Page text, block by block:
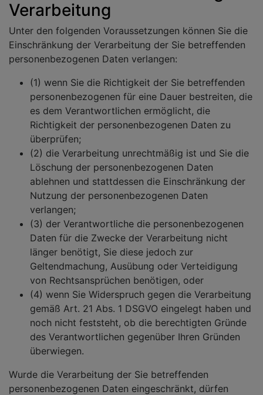
Verarbeitung
Unter den folgenden Voraussetzungen können Sie die
Einschränkung der Verarbeitung der Sie betreffenden
personenbezogenen Daten verlangen:
(1) wenn Sie die Richtigkeit der Sie betreffenden
personenbezogenen für eine Dauer bestreiten, die
es dem Verantwortlichen ermöglicht, die
Richtigkeit der personenbezogenen Daten zu
überprüfen;
(2) die Verarbeitung unrechtmäßig ist und Sie die
Löschung der personenbezogenen Daten
ablehnen und stattdessen die Einschränkung der
Nutzung der personenbezogenen Daten
verlangen;
(3) der Verantwortliche die personenbezogenen
Daten für die Zwecke der Verarbeitung nicht
länger benötigt, Sie diese jedoch zur
Geltendmachung, Ausübung oder Verteidigung
von Rechtsansprüchen benötigen, oder
(4) wenn Sie Widerspruch gegen die Verarbeitung
gemäß Art. 21 Abs. 1 DSGVO eingelegt haben und
noch nicht feststeht, ob die berechtigten Gründe
des Verantwortlichen gegenüber Ihren Gründen
überwiegen.
Wurde die Verarbeitung der Sie betreffenden
personenbezogenen Daten eingeschränkt, dürfen